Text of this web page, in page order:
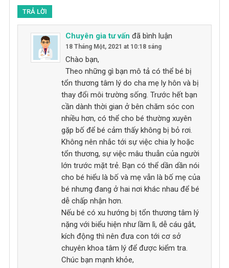
TRẢ LỜI
Chuyên gia tư vấn đã bình luận
18 Tháng Một, 2021 at 10:18 sáng
Chào bạn,
Theo những gì bạn mô tả có thể bé bị
tổn thương tâm lý do cha mẹ ly hôn và bị
thay đổi môi trường sống. Trước hết bạn
cần dành thời gian ở bên chăm sóc con
nhiều hơn, có thể cho bé thường xuyên
gặp bố để bé cảm thấy không bị bỏ rơi.
Không nên nhắc tới sự việc chia ly hoặc
tổn thương, sự việc mâu thuẫn của người
lớn trước mặt trẻ. Bạn có thể dần dần nói
cho bé hiểu là bố và mẹ vẫn là bố mẹ của
bé nhưng đang ở hai nơi khác nhau để bé
dễ chấp nhận hơn.
Nếu bé có xu hướng bị tổn thương tâm lý
nặng với biểu hiện như lầm lì, dễ cáu gắt,
kích động thì nên đưa con tới cơ sở
chuyên khoa tâm lý để được kiểm tra.
Chúc bạn mạnh khỏe,